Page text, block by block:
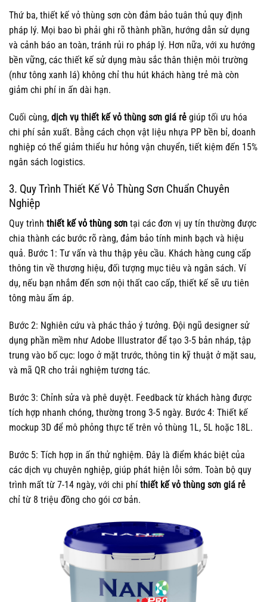
Thứ ba, thiết kế vỏ thùng sơn còn đảm bảo tuân thủ quy định
pháp lý. Mọi bao bì phải ghi rõ thành phần, hướng dẫn sử dụng
và cảnh báo an toàn, tránh rủi ro pháp lý. Hơn nữa, với xu hướng
bền vững, các thiết kế sử dụng màu sắc thân thiện môi trường
(như tông xanh lá) không chỉ thu hút khách hàng trẻ mà còn
giảm chi phí in ấn dài hạn.
Cuối cùng, dịch vụ thiết kế vỏ thùng sơn giá rẻ giúp tối ưu hóa
chi phí sản xuất. Bằng cách chọn vật liệu nhựa PP bền bỉ, doanh
nghiệp có thể giảm thiểu hư hỏng vận chuyển, tiết kiệm đến 15%
ngân sách logistics.
3. Quy Trình Thiết Kế Vỏ Thùng Sơn Chuẩn Chuyên
Nghiệp
Quy trình thiết kế vỏ thùng sơn tại các đơn vị uy tín thường được
chia thành các bước rõ ràng, đảm bảo tính minh bạch và hiệu
quả. Bước 1: Tư vấn và thu thập yêu cầu. Khách hàng cung cấp
thông tin về thương hiệu, đối tượng mục tiêu và ngân sách. Ví
dụ, nếu bạn nhắm đến sơn nội thất cao cấp, thiết kế sẽ ưu tiên
tông màu ấm áp.
Bước 2: Nghiên cứu và phác thảo ý tưởng. Đội ngũ designer sử
dụng phần mềm như Adobe Illustrator để tạo 3-5 bản nháp, tập
trung vào bố cục: logo ở mặt trước, thông tin kỹ thuật ở mặt sau,
và mã QR cho trải nghiệm tương tác.
Bước 3: Chỉnh sửa và phê duyệt. Feedback từ khách hàng được
tích hợp nhanh chóng, thường trong 3-5 ngày. Bước 4: Thiết kế
mockup 3D để mô phỏng thực tế trên vỏ thùng 1L, 5L hoặc 18L.
Bước 5: Tích hợp in ấn thử nghiệm. Đây là điểm khác biệt của
các dịch vụ chuyên nghiệp, giúp phát hiện lỗi sớm. Toàn bộ quy
trình mất từ 7-14 ngày, với chi phí thiết kế vỏ thùng sơn giá rẻ
chỉ từ 8 triệu đồng cho gói cơ bản.